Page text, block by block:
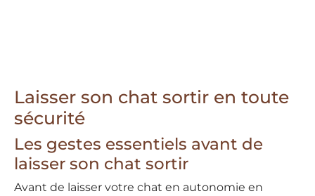
Laisser son chat sortir en toute
sécurité
Les gestes essentiels avant de
laisser son chat sortir
Avant de laisser votre chat en autonomie en